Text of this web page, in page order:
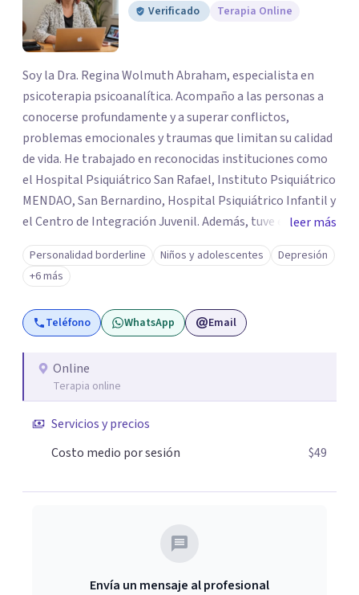
Verificado Terapia Online
Soy la Dra. Regina Wolmuth Abraham, especialista en
psicoterapia psicoanalítica. Acompaño a las personas a
conocerse profundamente y a superar conflictos,
problemas emocionales y traumas que limitan su calidad
de vida. He trabajado en reconocidas instituciones como
el Hospital Psiquiátrico San Rafael, Instituto Psiquiátrico
MENDAO, San Bernardino, Hospital Psiquiátrico Infantil y
el Centro de Integración Juvenil. Además, tuve el
privilegio de colaborar en comunidades como Olivar del
Conde y Xochimilco, lo que me permitió conocer diversas
realidades y necesidades.
leer más
Personalidad borderline Niños y adolescentes
Depresión
+6 más
Teléfono WhatsApp Email
Online
Terapia online
Servicios y precios
Costo medio por sesión
$49
Envía un mensaje al profesional